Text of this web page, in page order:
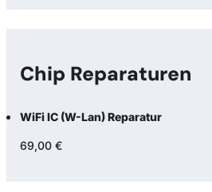
Chip Reparaturen
WiFi IC (W-Lan) Reparatur
69,00 €